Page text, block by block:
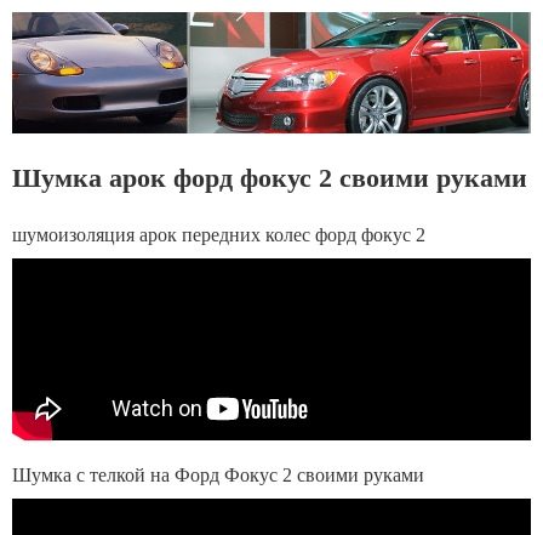
Шумка арок форд фокус 2 своими руками
шумоизоляция арок передних колес форд фокус 2
Шумка с телкой на Форд Фокус 2 своими руками